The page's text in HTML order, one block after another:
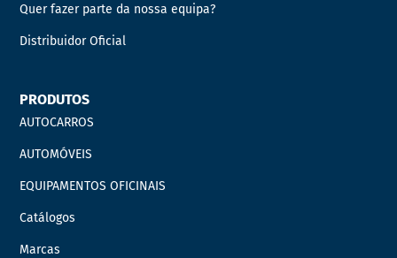
Quer fazer parte da nossa equipa?
Distribuidor Oficial
PRODUTOS
AUTOCARROS
AUTOMÓVEIS
EQUIPAMENTOS OFICINAIS
Catálogos
Marcas